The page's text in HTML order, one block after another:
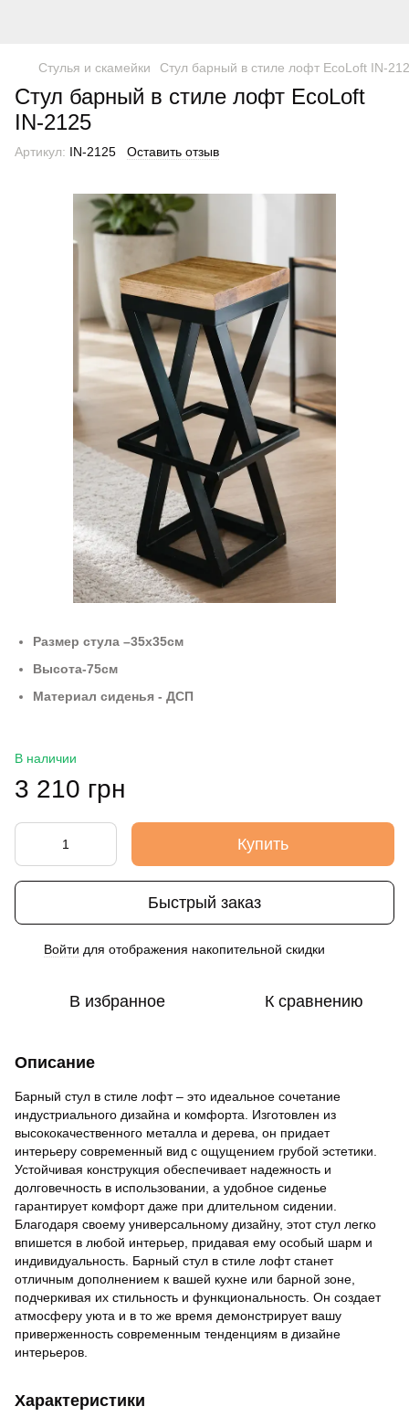
Стулья и скамейки Стул барный в стиле лофт EcoLoft IN-
Стул барный в стиле лофт EcoLoft
IN-2125
Артикул: IN-2125 Оставить отзыв
Размер стула –35х35см
Высота-75см
Материал сиденья - ДСП
В наличии
3 210 грн
Купить
Быстрый заказ
Войти для отображения накопительной скидки
В избранное К сравнению
Описание
Барный стул в стиле лофт – это идеальное сочетание
индустриального дизайна и комфорта. Изготовлен из
высококачественного металла и дерева, он придает
интерьеру современный вид с ощущением грубой эстетики.
Устойчивая конструкция обеспечивает надежность и
долговечность в использовании, а удобное сиденье
гарантирует комфорт даже при длительном сидении.
Благодаря своему универсальному дизайну, этот стул легко
впишется в любой интерьер, придавая ему особый шарм и
индивидуальность. Барный стул в стиле лофт станет
отличным дополнением к вашей кухне или барной зоне,
подчеркивая их стильность и функциональность. Он создает
атмосферу уюта и в то же время демонстрирует вашу
приверженность современным тенденциям в дизайне
интерьеров.
Характеристики